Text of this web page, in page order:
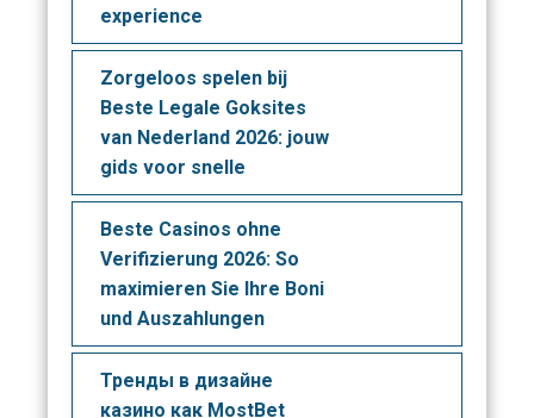
experience
Zorgeloos spelen bij
Beste Legale Goksites
van Nederland 2026: jouw
gids voor snelle
Beste Casinos ohne
Verifizierung 2026: So
maximieren Sie Ihre Boni
und Auszahlungen
Тренды в дизайне
казино как MostBet